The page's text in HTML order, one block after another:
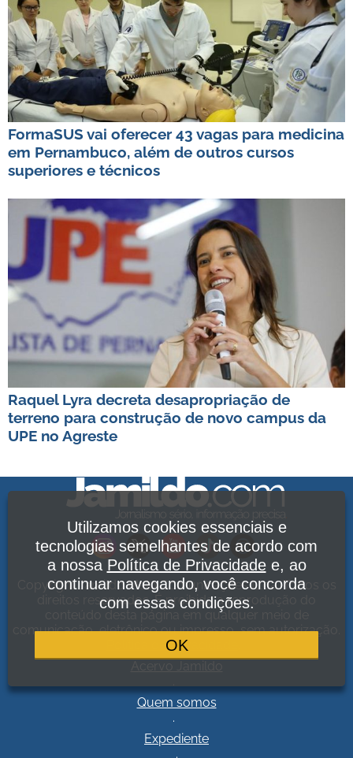
FormaSUS vai oferecer 43 vagas para medicina
em Pernambuco, além de outros cursos
superiores e técnicos
Raquel Lyra decreta desapropriação de
terreno para construção de novo campus da
UPE no Agreste
Copyright Jamildo Melo Comunicações Ltda. Todos os
direitos reservados. É proibida a reprodução do
conteúdo desta página em qualquer meio de
comunicação, eletrônico ou impresso, sem autorização.
Política de Privacidade
Quem somos
.
Expediente
.
Utilizamos cookies essenciais e
tecnologias semelhantes de acordo com
a nossa Política de Privacidadee, ao
continuar navegando, você concorda
com essas condições.
OK